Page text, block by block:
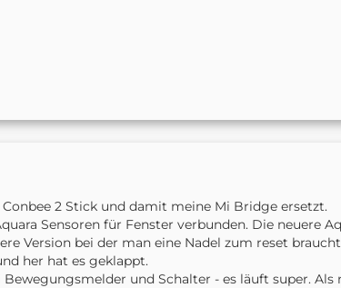
2 Stick und damit meine Mi Bridge ersetzt.
Sensoren für Fenster verbunden. Die neuere
Version bei der man eine Nadel zum reset
her hat es geklappt.
und Schalter - es läuft super. Als